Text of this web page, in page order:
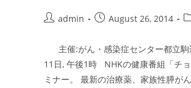
ル
リ
ン
セ
ミ
ナ
ー
In
Postadmin
PostAugust 26, 2014
主催:がん・感染症センター都立駒
11日, 午後1時 NHKの健康番組「チ
ミナー。 最新の治療薬、家族性膵が